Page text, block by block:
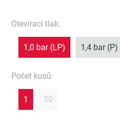
Otevírací tlak:
1,0 bar (LP) 1,4 bar (P)
Počet kusů:
1 50